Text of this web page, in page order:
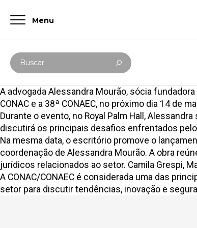
Menu
Digite abaixo sua busca
Buscar
A advogada Alessandra Mourão, sócia
CONAC e a 38ª CONAEC, no próximo dia 14 de
Durante o evento, no Royal Palm Hall,
discutirá os principais desafios enfrentados
Na mesma data, o escritório promove o
coordenação de Alessandra Mourão. A obra
jurídicos relacionados ao setor. Camila Grespi,
A CONAC/CONAEC é considerada uma das
setor para discutir tendências, inovação e